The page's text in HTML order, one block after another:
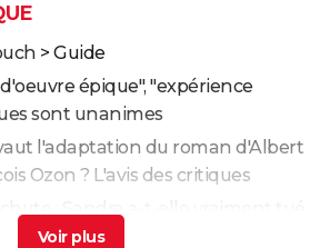
> Guide
épique", "expérience
sont unanimes
l'adaptation du roman d'Albert
Ozon ? L'avis des critiques
dit la réalisatrice Justine Triet